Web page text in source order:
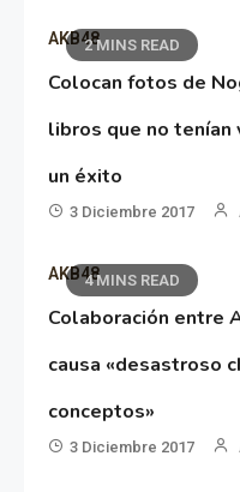
2 MINS READ
AKB48
Colocan fotos de
libros que no tenían
un éxito
3 Diciembre 2017
4 MINS READ
AKB48
Colaboración entre
causa «desastroso
conceptos»
3 Diciembre 2017